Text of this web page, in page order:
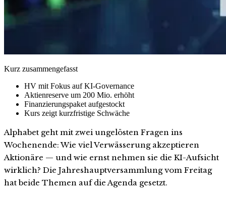
Kurz zusammengefasst
HV mit Fokus auf KI-Governance
Aktienreserve um 200 Mio. erhöht
Finanzierungspaket aufgestockt
Kurs zeigt kurzfristige Schwäche
Alphabet geht mit zwei ungelösten Fragen ins
Wochenende: Wie viel Verwässerung akzeptieren
Aktionäre — und wie ernst nehmen sie die KI-Aufsicht
wirklich? Die Jahreshauptversammlung vom Freitag
hat beide Themen auf die Agenda gesetzt.